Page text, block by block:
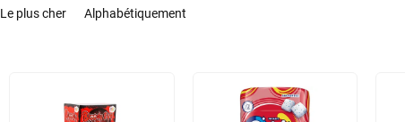
Le plus cher Alphabétiquement